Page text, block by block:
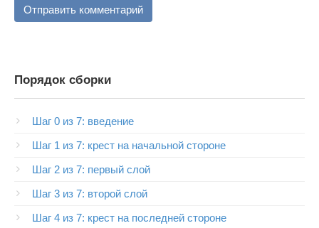
Порядок сборки
Шаг 0 из 7: введение
Шаг 1 из 7: крест на начальной стороне
Шаг 2 из 7: первый слой
Шаг 3 из 7: второй слой
Шаг 4 из 7: крест на последней стороне